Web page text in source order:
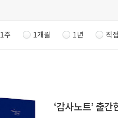
1주 1개월 1년 직
‘감사노트’ 출